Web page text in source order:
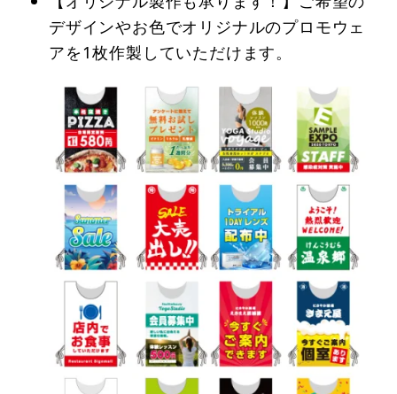
デザインやお色でオリジナルのプロモウェ
アを1枚作製していただけます。